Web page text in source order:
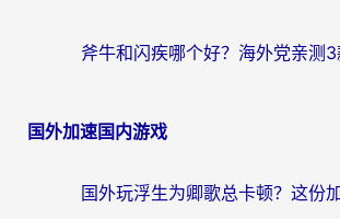
国外加速国内游戏